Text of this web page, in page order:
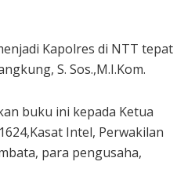
Kapolres di NTT tepat
S. Sos.,M.I.Kom.
buku ini kepada Ketua
Intel, Perwakilan
para pengusaha,